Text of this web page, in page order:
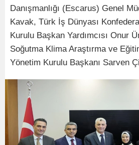
Danışmanlığı (Escarus) Genel
Kavak, Türk İş Dünyası
Kurulu Başkan Yardımcısı Onur
Soğutma Klima Araştırma ve
Yönetim Kurulu Başkanı Sarven